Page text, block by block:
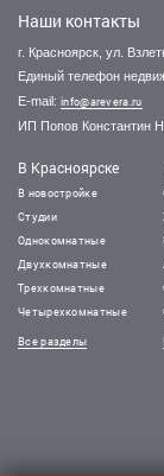
Наши контакты
г. Красноярск, ул.
Единый телефон
E-mail: info@arevera.ru
ИП Попов Константин
В Красноярске
В новостройке
Студии
Однокомнатные
Двухкомнатные
Трехкомнатные
Четырехкомнатные
Все разделы